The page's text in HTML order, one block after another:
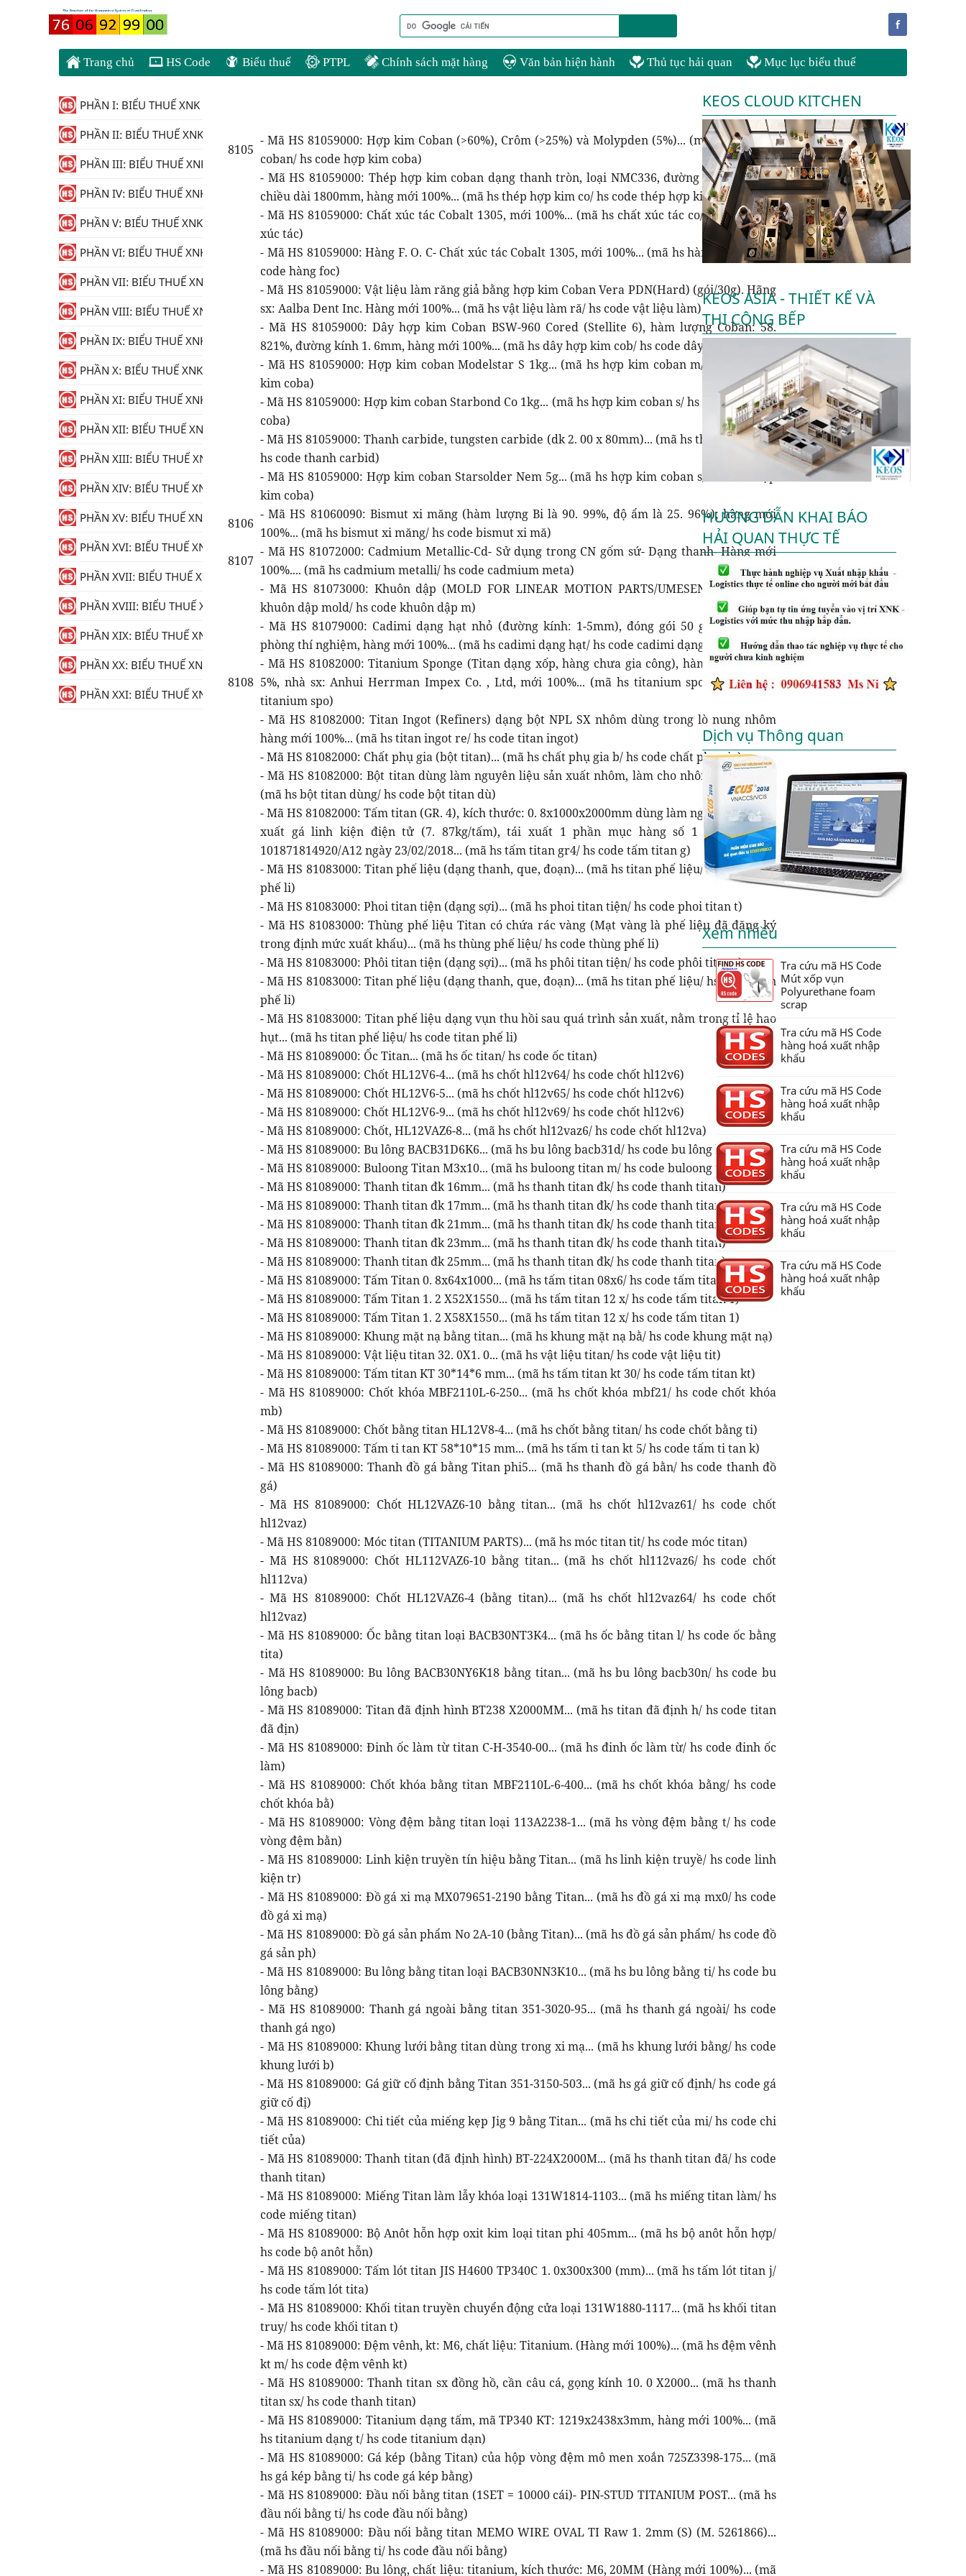
f
Trang chủ HS Code Biểu thuế PTPL Chính sách mặt hàng Văn bản hiện hành Thủ tục hải quan Mục lục biểu thuế
8105
- Mã HS 81059000: Hợp kim Coban (>60%), Crôm (>25%) và Molypden (5%)... (mã hs hợp kim
coban/ hs code hợp kim coba)
- Mã HS 81059000: Thép hợp kim coban dạng thanh tròn, loại NMC336, đường kính 4. 8mm,
chiều dài 1800mm, hàng mới 100%... (mã hs thép hợp kim co/ hs code thép hợp kim)
- Mã HS 81059000: Chất xúc tác Cobalt 1305, mới 100%... (mã hs chất xúc tác co/ hs code chất
xúc tác)
- Mã HS 81059000: Hàng F. O. C- Chất xúc tác Cobalt 1305, mới 100%... (mã hs hàng foc chấ/ hs
code hàng foc)
- Mã HS 81059000: Vật liệu làm răng giả bằng hợp kim Coban Vera PDN(Hard) (gói/30g). Hãng
sx: Aalba Dent Inc. Hàng mới 100%... (mã hs vật liệu làm ră/ hs code vật liệu làm)
- Mã HS 81059000: Dây hợp kim Coban BSW-960 Cored (Stellite 6), hàm lượng Coban: 58.
821%, đường kính 1. 6mm, hàng mới 100%... (mã hs dây hợp kim cob/ hs code dây hợp kim)
- Mã HS 81059000: Hợp kim coban Modelstar S 1kg... (mã hs hợp kim coban m/ hs code hợp
kim coba)
- Mã HS 81059000: Hợp kim coban Starbond Co 1kg... (mã hs hợp kim coban s/ hs code hợp kim
coba)
- Mã HS 81059000: Thanh carbide, tungsten carbide (dk 2. 00 x 80mm)... (mã hs thanh carbide/
hs code thanh carbid)
- Mã HS 81059000: Hợp kim coban Starsolder Nem 5g... (mã hs hợp kim coban s/ hs code hợp
kim coba)
8106
- Mã HS 81060090: Bismut xi măng (hàm lượng Bi là 90. 99%, độ ẩm là 25. 96%); hàng mới
100%... (mã hs bismut xi măng/ hs code bismut xi mă)
8107
- Mã HS 81072000: Cadmium Metallic-Cd- Sử dụng trong CN gốm sứ- Dạng thanh- Hàng mới
100%.... (mã hs cadmium metalli/ hs code cadmium meta)
- Mã HS 81073000: Khuôn dập (MOLD FOR LINEAR MOTION PARTS/UMESEN#5)... (mã hs
khuôn dập mold/ hs code khuôn dập m)
- Mã HS 81079000: Cadimi dạng hạt nhỏ (đường kính: 1-5mm), đóng gói 50 g, dùng trong
phòng thí nghiệm, hàng mới 100%... (mã hs cadimi dạng hạt/ hs code cadimi dạng)
8108
- Mã HS 81082000: Titanium Sponge (Titan dạng xốp, hàng chưa gia công), hàm lượng >=98.
5%, nhà sx: Anhui Herrman Impex Co. , Ltd, mới 100%... (mã hs titanium sponge/ hs code
titanium spo)
- Mã HS 81082000: Titan Ingot (Refiners) dạng bột NPL SX nhôm dùng trong lò nung nhôm
hàng mới 100%... (mã hs titan ingot re/ hs code titan ingot)
- Mã HS 81082000: Chất phụ gia (bột titan)... (mã hs chất phụ gia b/ hs code chất phụ gia)
- Mã HS 81082000: Bột titan dùng làm nguyên liệu sản xuất nhôm, làm cho nhôm cứng hơn...
(mã hs bột titan dùng/ hs code bột titan dù)
- Mã HS 81082000: Tấm titan (GR. 4), kích thước: 0. 8x1000x2000mm dùng làm nguyên liệu sản
xuất gá linh kiện điện tử (7. 87kg/tấm), tái xuất 1 phần mục hàng số 1 thuộc TK số
101871814920/A12 ngày 23/02/2018... (mã hs tấm titan gr4/ hs code tấm titan g)
- Mã HS 81083000: Titan phế liệu (dạng thanh, que, đoạn)... (mã hs titan phế liệu/ hs code titan
phế li)
- Mã HS 81083000: Phoi titan tiện (dạng sợi)... (mã hs phoi titan tiện/ hs code phoi titan t)
- Mã HS 81083000: Thùng phế liệu Titan có chứa rác vàng (Mạt vàng là phế liệu đã đăng ký
trong định mức xuất khẩu)... (mã hs thùng phế liệu/ hs code thùng phế li)
- Mã HS 81083000: Phôi titan tiện (dạng sợi)... (mã hs phôi titan tiện/ hs code phôi titan t)
- Mã HS 81083000: Titan phế liệu (dạng thanh, que, đoạn)... (mã hs titan phế liệu/ hs code titan
phế li)
- Mã HS 81083000: Titan phế liệu dạng vụn thu hồi sau quá trình sản xuất, nằm trong tỉ lệ hao
hụt... (mã hs titan phế liệu/ hs code titan phế li)
- Mã HS 81089000: Ốc Titan... (mã hs ốc titan/ hs code ốc titan)
- Mã HS 81089000: Chốt HL12V6-4... (mã hs chốt hl12v64/ hs code chốt hl12v6)
- Mã HS 81089000: Chốt HL12V6-5... (mã hs chốt hl12v65/ hs code chốt hl12v6)
- Mã HS 81089000: Chốt HL12V6-9... (mã hs chốt hl12v69/ hs code chốt hl12v6)
- Mã HS 81089000: Chốt, HL12VAZ6-8... (mã hs chốt hl12vaz6/ hs code chốt hl12va)
- Mã HS 81089000: Bu lông BACB31D6K6... (mã hs bu lông bacb31d/ hs code bu lông bacb)
- Mã HS 81089000: Buloong Titan M3x10... (mã hs buloong titan m/ hs code buloong tita)
- Mã HS 81089000: Thanh titan đk 16mm... (mã hs thanh titan đk/ hs code thanh titan)
- Mã HS 81089000: Thanh titan đk 17mm... (mã hs thanh titan đk/ hs code thanh titan)
- Mã HS 81089000: Thanh titan đk 21mm... (mã hs thanh titan đk/ hs code thanh titan)
- Mã HS 81089000: Thanh titan đk 23mm... (mã hs thanh titan đk/ hs code thanh titan)
- Mã HS 81089000: Thanh titan đk 25mm... (mã hs thanh titan đk/ hs code thanh titan)
- Mã HS 81089000: Tấm Titan 0. 8x64x1000... (mã hs tấm titan 08x6/ hs code tấm titan 0)
- Mã HS 81089000: Tấm Titan 1. 2 X52X1550... (mã hs tấm titan 12 x/ hs code tấm titan 1)
- Mã HS 81089000: Tấm Titan 1. 2 X58X1550... (mã hs tấm titan 12 x/ hs code tấm titan 1)
- Mã HS 81089000: Khung mặt nạ bằng titan... (mã hs khung mặt nạ bằ/ hs code khung mặt nạ)
- Mã HS 81089000: Vật liệu titan 32. 0X1. 0... (mã hs vật liệu titan/ hs code vật liệu tit)
- Mã HS 81089000: Tấm titan KT 30*14*6 mm... (mã hs tấm titan kt 30/ hs code tấm titan kt)
- Mã HS 81089000: Chốt khóa MBF2110L-6-250... (mã hs chốt khóa mbf21/ hs code chốt khóa
mb)
- Mã HS 81089000: Chốt bằng titan HL12V8-4... (mã hs chốt bằng titan/ hs code chốt bằng ti)
- Mã HS 81089000: Tấm ti tan KT 58*10*15 mm... (mã hs tấm ti tan kt 5/ hs code tấm ti tan k)
- Mã HS 81089000: Thanh đồ gá bằng Titan phi5... (mã hs thanh đồ gá bằn/ hs code thanh đồ
gá)
- Mã HS 81089000: Chốt HL12VAZ6-10 bằng titan... (mã hs chốt hl12vaz61/ hs code chốt
hl12vaz)
- Mã HS 81089000: Móc titan (TITANIUM PARTS)... (mã hs móc titan tit/ hs code móc titan)
- Mã HS 81089000: Chốt HL112VAZ6-10 bằng titan... (mã hs chốt hl112vaz6/ hs code chốt
hl112va)
- Mã HS 81089000: Chốt HL12VAZ6-4 (bằng titan)... (mã hs chốt hl12vaz64/ hs code chốt
hl12vaz)
- Mã HS 81089000: Ốc bằng titan loại BACB30NT3K4... (mã hs ốc bằng titan l/ hs code ốc bằng
tita)
- Mã HS 81089000: Bu lông BACB30NY6K18 bằng titan... (mã hs bu lông bacb30n/ hs code bu
lông bacb)
- Mã HS 81089000: Titan đã định hình BT238 X2000MM... (mã hs titan đã định h/ hs code titan
đã địn)
- Mã HS 81089000: Đinh ốc làm từ titan C-H-3540-00... (mã hs đinh ốc làm từ/ hs code đinh ốc
làm)
- Mã HS 81089000: Chốt khóa bằng titan MBF2110L-6-400... (mã hs chốt khóa bằng/ hs code
chốt khóa bằ)
- Mã HS 81089000: Vòng đệm bằng titan loại 113A2238-1... (mã hs vòng đệm bằng t/ hs code
vòng đệm bằn)
- Mã HS 81089000: Linh kiện truyền tín hiệu bằng Titan... (mã hs linh kiện truyề/ hs code linh
kiện tr)
- Mã HS 81089000: Đồ gá xi mạ MX079651-2190 bằng Titan... (mã hs đồ gá xi mạ mx0/ hs code
đồ gá xi mạ)
- Mã HS 81089000: Đồ gá sản phẩm No 2A-10 (bằng Titan)... (mã hs đồ gá sản phẩm/ hs code đồ
gá sản ph)
- Mã HS 81089000: Bu lông bằng titan loại BACB30NN3K10... (mã hs bu lông bằng ti/ hs code bu
lông bằng)
- Mã HS 81089000: Thanh gá ngoài bằng titan 351-3020-95... (mã hs thanh gá ngoài/ hs code
thanh gá ngo)
- Mã HS 81089000: Khung lưới bằng titan dùng trong xi mạ... (mã hs khung lưới bằng/ hs code
khung lưới b)
- Mã HS 81089000: Gá giữ cố định bằng Titan 351-3150-503... (mã hs gá giữ cố định/ hs code gá
giữ cố đị)
- Mã HS 81089000: Chi tiết của miếng kẹp Jig 9 bằng Titan... (mã hs chi tiết của mi/ hs code chi
tiết của)
- Mã HS 81089000: Thanh titan (đã định hình) BT-224X2000M... (mã hs thanh titan đã/ hs code
thanh titan)
- Mã HS 81089000: Miếng Titan làm lẫy khóa loại 131W1814-1103... (mã hs miếng titan làm/ hs
code miếng titan)
- Mã HS 81089000: Bộ Anôt hỗn hợp oxit kim loại titan phi 405mm... (mã hs bộ anôt hỗn hợp/
hs code bộ anôt hỗn)
- Mã HS 81089000: Tấm lót titan JIS H4600 TP340C 1. 0x300x300 (mm)... (mã hs tấm lót titan j/
hs code tấm lót tita)
- Mã HS 81089000: Khối titan truyền chuyển động cửa loại 131W1880-1117... (mã hs khối titan
truy/ hs code khối titan t)
- Mã HS 81089000: Đệm vênh, kt: M6, chất liệu: Titanium. (Hàng mới 100%)... (mã hs đệm vênh
kt m/ hs code đệm vênh kt)
- Mã HS 81089000: Thanh titan sx đồng hồ, cần câu cá, gọng kính 10. 0 X2000... (mã hs thanh
titan sx/ hs code thanh titan)
- Mã HS 81089000: Titanium dạng tấm, mã TP340 KT: 1219x2438x3mm, hàng mới 100%... (mã
hs titanium dạng t/ hs code titanium dạn)
- Mã HS 81089000: Gá kép (bằng Titan) của hộp vòng đệm mô men xoắn 725Z3398-175... (mã
hs gá kép bằng ti/ hs code gá kép bằng)
- Mã HS 81089000: Đầu nối bằng titan (1SET = 10000 cái)- PIN-STUD TITANIUM POST... (mã hs
đầu nối bằng ti/ hs code đầu nối bằng)
- Mã HS 81089000: Đầu nối bằng titan MEMO WIRE OVAL TI Raw 1. 2mm (S) (M. 5261866)...
(mã hs đầu nối bằng ti/ hs code đầu nối bằng)
- Mã HS 81089000: Bu lông, chất liệu: titanium, kích thước: M6, 20MM (Hàng mới 100%)... (mã
KEOS CLOUD KITCHEN
KEOS ASIA - THIẾT KẾ VÀ
THI CÔNG BẾP
HƯỚNG DẪN KHAI BÁO
HẢI QUAN THỰC TẾ
Dịch vụ Thông quan
Xem nhiều
Tra cứu mã HS Code
Mút xốp vụn
Polyurethane foam
scrap
Tra cứu mã HS Code
hàng hoá xuất nhập
khẩu
Tra cứu mã HS Code
hàng hoá xuất nhập
khẩu
Tra cứu mã HS Code
hàng hoá xuất nhập
khẩu
Tra cứu mã HS Code
hàng hoá xuất nhập
khẩu
Tra cứu mã HS Code
hàng hoá xuất nhập
khẩu
PHẦN I: BIỂU THUẾ XNK
PHẦN II: BIỂU THUẾ XNK
PHẦN III: BIỂU THUẾ XNK
PHẦN IV: BIỂU THUẾ XNK
PHẦN V: BIỂU THUẾ XNK
PHẦN VI: BIỂU THUẾ XNK
PHẦN VII: BIỂU THUẾ XNK
PHẦN VIII: BIỂU THUẾ XNK
PHẦN IX: BIỂU THUẾ XNK
PHẦN X: BIỂU THUẾ XNK
PHẦN XI: BIỂU THUẾ XNK
PHẦN XII: BIỂU THUẾ XNK
PHẦN XIII: BIỂU THUẾ XNK
PHẦN XIV: BIỂU THUẾ XNK
PHẦN XV: BIỂU THUẾ XNK
PHẦN XVI: BIỂU THUẾ XNK
PHẦN XVII: BIỂU THUẾ XNK
PHẦN XVIII: BIỂU THUẾ XNK
PHẦN XIX: BIỂU THUẾ XNK
PHẦN XX: BIỂU THUẾ XNK
PHẦN XXI: BIỂU THUẾ XNK